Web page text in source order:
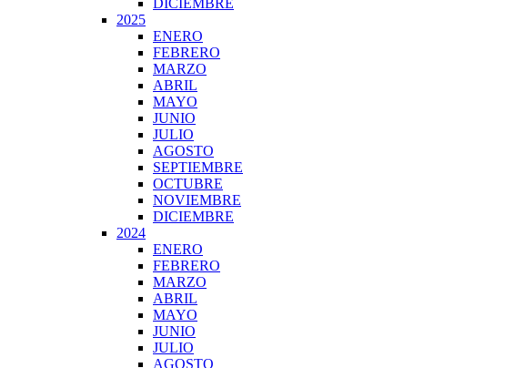
DICIEMBRE
2025
ENERO
FEBRERO
MARZO
ABRIL
MAYO
JUNIO
JULIO
AGOSTO
SEPTIEMBRE
OCTUBRE
NOVIEMBRE
DICIEMBRE
2024
ENERO
FEBRERO
MARZO
ABRIL
MAYO
JUNIO
JULIO
AGOSTO